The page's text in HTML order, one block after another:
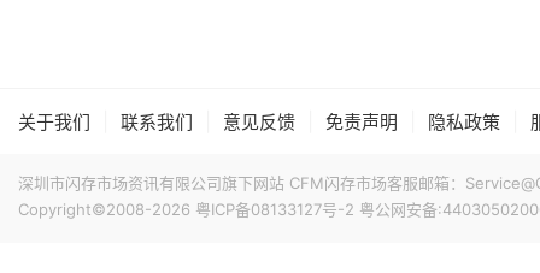
关于我们 联系我们 意见反馈 免责声明 隐私政策
深圳市闪存市场资讯有限公司旗下网站 CFM闪存市场客服邮箱：
Copyright©2008-2026 粤ICP备08133127号-2 粤公网安备